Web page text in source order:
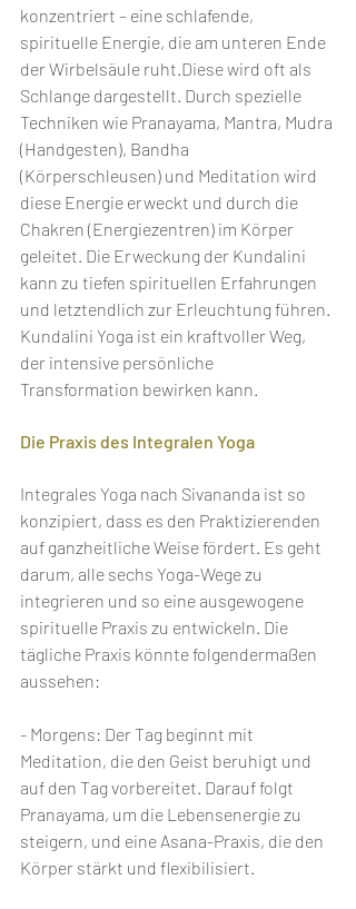
konzentriert – eine schlafende,
spirituelle Energie, die am unteren Ende
der Wirbelsäule ruht.Diese wird oft als
Schlange dargestellt. Durch spezielle
Techniken wie Pranayama, Mantra, Mudra
(Handgesten), Bandha
(Körperschleusen) und Meditation wird
diese Energie erweckt und durch die
Chakren (Energiezentren) im Körper
geleitet. Die Erweckung der Kundalini
kann zu tiefen spirituellen Erfahrungen
und letztendlich zur Erleuchtung führen.
Kundalini Yoga ist ein kraftvoller Weg,
der intensive persönliche
Transformation bewirken kann.
Die Praxis des Integralen Yoga
Integrales Yoga nach Sivananda ist so
konzipiert, dass es den Praktizierenden
auf ganzheitliche Weise fördert. Es geht
darum, alle sechs Yoga-Wege zu
integrieren und so eine ausgewogene
spirituelle Praxis zu entwickeln. Die
tägliche Praxis könnte folgendermaßen
aussehen:
- Morgens: Der Tag beginnt mit
Meditation, die den Geist beruhigt und
auf den Tag vorbereitet. Darauf folgt
Pranayama, um die Lebensenergie zu
steigern, und eine Asana-Praxis, die den
Körper stärkt und flexibilisiert.